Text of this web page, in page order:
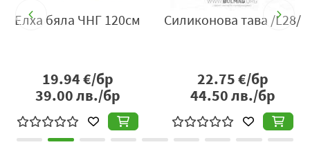
Елха бяла ЧНГ 120см
19.94€/бр
39.00лв./бр
Силиконова тава /L28/
22.75€/бр
44.50лв./бр